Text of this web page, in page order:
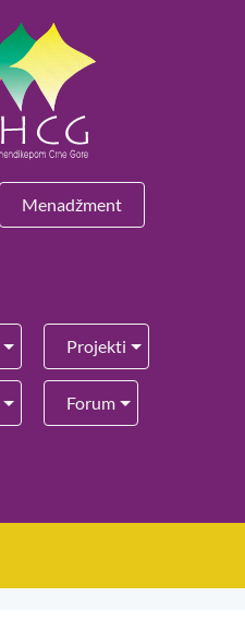
Menadžment
Projekti
Forum